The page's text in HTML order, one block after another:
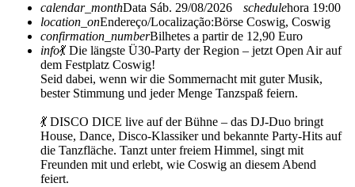
calendar_monthData Sáb. 29/08/2026 schedulehora 19:00
location_onEndereço/Localização:Börse Coswig, Coswig
confirmation_numberBilhetes a partir de 12,90 Euro
info💃 Die längste Ü30-Party der Region – jetzt Open Air auf
dem Festplatz Coswig!
Seid dabei, wenn wir die Sommernacht mit guter Musik,
bester Stimmung und jeder Menge Tanzspaß feiern.
💃 DISCO DICE live auf der Bühne – das DJ-Duo bringt
House, Dance, Disco-Klassiker und bekannte Party-Hits auf
die Tanzfläche. Tanzt unter freiem Himmel, singt mit
Freunden mit und erlebt, wie Coswig an diesem Abend
feiert.